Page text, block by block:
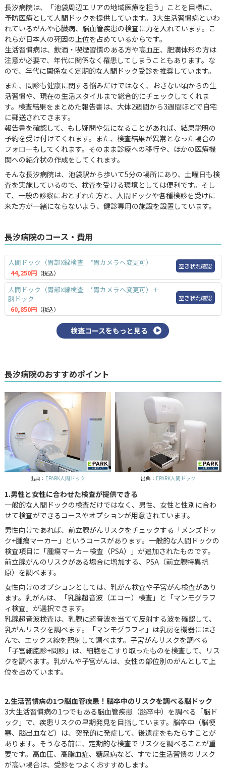
長汐病院は、「池袋周辺エリアの地域医療を担う」ことを目標に、
予防医療として人間ドックを提供しています。3大生活習慣病といわ
れているがんや心臓病、脳血管疾患の検査に力を入れています。こ
れらが日本人の死因の上位を占めているからです。
生活習慣病は、飲酒・喫煙習慣のある方や高血圧、肥満体形の方は
注意が必要で、年代に関係なく罹患してしまうこともあります。な
ので、年代に関係なく定期的な人間ドック受診を推奨しています。
また、問診も健康に関する悩みだけではなく、おさない頃からの生
活習慣や、現在の生活スタイルまで総合的にチェックしてくれま
す。検査結果をまとめた報告書は、大体2週間から3週間ほどで自宅
に郵送されてきます。
報告書を確認して、もし疑問や気になることがあれば、結果説明の
予約を受け付けてくれます。また、検査結果が異常となった場合の
フォローもしてくれます。そのまま診療への移行や、ほかの医療機
関への紹介状の作成をしてくれます。
そんな長汐病院は、池袋駅から歩いて5分の場所にあり、土曜日も検
査を実施しているので、検査を受ける環境としては便利です。そし
て、一般の診察におとずれた方と、人間ドックや各種検診を受けに
来た方が一緒にならないよう、健診専用の施設を設置しています。
長汐病院のコース・費用
人間ドック（胃部X線検査 *胃カメラへ変更可）
44,250円 （税込）
空き状況確認
人間ドック（胃部X線検査 *胃カメラへ変更可）＋
脳ドック
60,850円 （税込）
空き状況確認
検査コースをもっと見る
長汐病院のおすすめポイント
出典： EPARK人間ドック 出典： EPARK人間ドック
1.男性と女性に合わせた検査が提供できる
一般的な人間ドックの検査だけではなく、男性、女性と性別に合わ
せて検査ができるコースやオプションが用意されています。
男性向けであれば、前立腺がんリスクをチェックする「メンズドッ
ク+腫瘍マーカー」というコースがあります。一般的な人間ドックの
検査項目に「腫瘍マーカー検査（PSA）」が追加されたものです。
前立腺がんのリスクがある場合に増加する、PSA（前立腺特異抗
原）を調べます。
女性向けのオプションとしては、乳がん検査や子宮がん検査があり
ます。乳がんは、「乳腺超音波（エコー）検査」と「マンモグラフ
ィ検査」が選択できます。
乳腺超音波検査は、乳腺に超音波を当てて反射する波を確認して、
乳がんリスクを調べます。「マンモグラフィ」は乳房を機器にはさ
んで、エックス線を照射して調べます。子宮がんリスクを調べる
「子宮細胞診+問診」は、細胞をこすり取ったものを検査して、リス
クを調べます。乳がんや子宮がんは、女性の部位別のがんとして上
位を占めています。
2.生活習慣病の1つ脳血管疾患！脳卒中のリスクを調べる脳ドック
3大生活習慣病の1つでもある脳血管疾患（脳卒中）を調べる「脳ド
ック」で、疾患リスクの早期発見を目指しています。脳卒中（脳梗
塞、脳出血など）は、突発的に発症して、後遺症をもたらすことが
あります。そうなる前に、定期的な検査でリスクを調べることが重
要です。高血圧、高脂血症、糖尿病など、すでに生活習慣のリスク
が高い場合は、受診をつよくおすすめします。